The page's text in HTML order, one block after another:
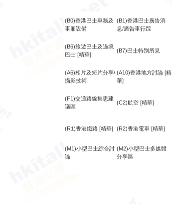
(B0)香港巴士車務及
車廂設備
(B1)香港巴士廣告消
息/廣告車行踪
(B6)旅遊巴士及過境
巴士 [精華]
(B7)巴士特別所見
(A6)相片及短片分享/
攝影技術
(A10)香港地方討論 [精
華]
(F1)交通路線集思建
議區
(C2)航空 [精華]
(R1)香港鐵路 [精華] (R2)香港電車 [精華]
(M1)小型巴士綜合討
論
(M2)小型巴士多媒體
分享區